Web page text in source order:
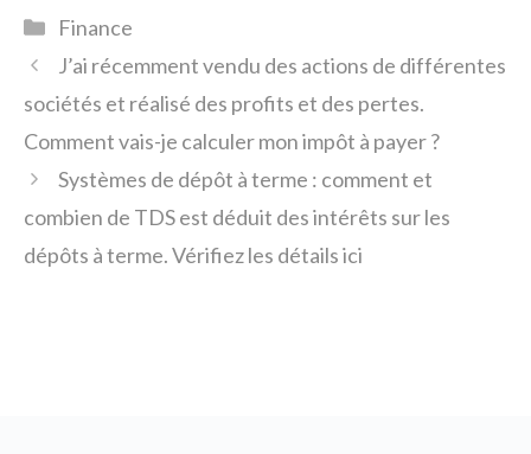
Catégories
Finance
J’ai récemment vendu des actions de différentes
sociétés et réalisé des profits et des pertes.
Comment vais-je calculer mon impôt à payer ?
Systèmes de dépôt à terme : comment et
combien de TDS est déduit des intérêts sur les
dépôts à terme. Vérifiez les détails ici